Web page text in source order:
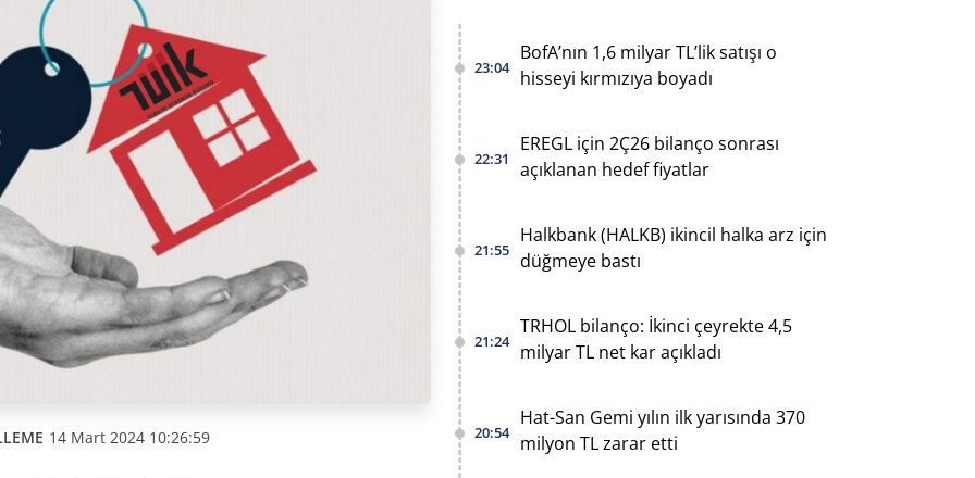
14 Mart 2024 10:26:59
23:04
BofA’nın 1,6 milyar TL’lik satışı o
hisseyi kırmızıya boyadı
22:31
EREGL için 2Ç26 bilanço sonrası
açıklanan hedef fiyatlar
21:55
Halkbank (HALKB) ikincil halka arz için
düğmeye bastı
21:24
TRHOL bilanço: İkinci çeyrekte 4,5
milyar TL net kar açıkladı
20:54
Hat-San Gemi yılın ilk yarısında 370
milyon TL zarar etti